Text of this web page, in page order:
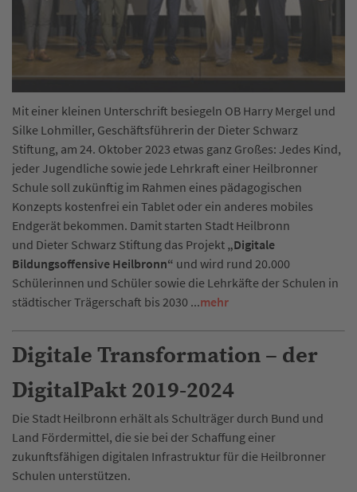
Mit einer kleinen Unterschrift besiegeln OB Harry Mergel und
Silke Lohmiller, Geschäftsführerin der Dieter Schwarz
Stiftung, am 24. Oktober 2023 etwas ganz Großes: Jedes Kind,
jeder Jugendliche sowie jede Lehrkraft einer Heilbronner
Schule soll zukünftig im Rahmen eines pädagogischen
Konzepts kostenfrei ein Tablet oder ein anderes mobiles
Endgerät bekommen. Damit starten Stadt Heilbronn
und Dieter Schwarz Stiftung das Projekt „Digitale
Bildungsoffensive Heilbronn“ und wird rund 20.000
Schülerinnen und Schüler sowie die Lehrkäfte der Schulen in
städtischer Trägerschaft bis 2030 ...mehr
Digitale Transformation – der
DigitalPakt 2019-2024
Die Stadt Heilbronn erhält als Schulträger durch Bund und
Land Fördermittel, die sie bei der Schaffung einer
zukunftsfähigen digitalen Infrastruktur für die Heilbronner
Schulen unterstützen.